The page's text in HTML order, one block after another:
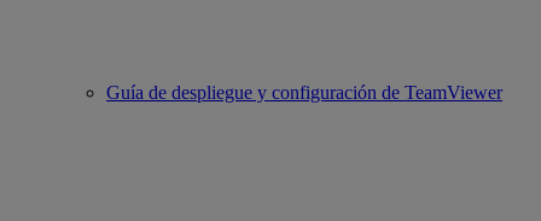
Guía de despliegue y configuración de TeamViewer